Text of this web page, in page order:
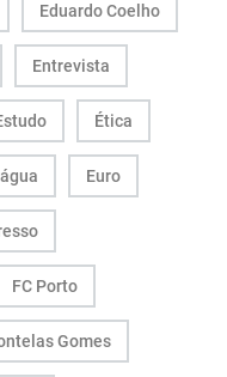
Eduardo Coelho
Entrevista
Ética
Euro
FC Porto
Gomes